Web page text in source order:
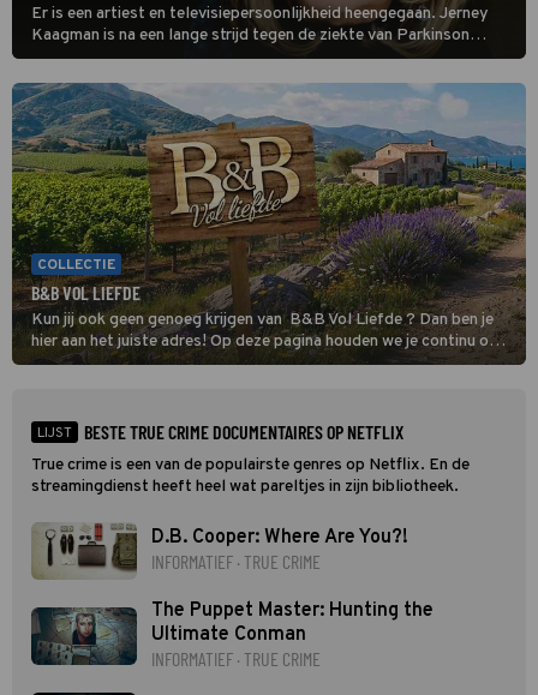
Er is een artiest en televisiepersoonlijkheid heengegaan. Jerney
Kaagman is na een lange strijd tegen de ziekte van Parkinson
overleden. Ze is 79 jaar geworden.
COLLECTIE
B&B VOL LIEFDE
Kun jij ook geen genoeg krijgen van B&B Vol Liefde ? Dan ben je
hier aan het juiste adres! Op deze pagina houden we je continu op
de hoogte van al het nieuws over de datingshow.
LIJST BESTE TRUE CRIME DOCUMENTAIRES OP NETFLIX
True crime is een van de populairste genres op Netflix. En de
streamingdienst heeft heel wat pareltjes in zijn bibliotheek.
D.B. Cooper: Where Are You?!
INFORMATIEF · TRUE CRIME
The Puppet Master: Hunting the
Ultimate Conman
INFORMATIEF · TRUE CRIME